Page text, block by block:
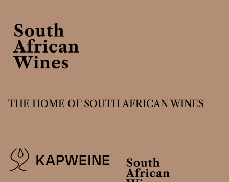
THE HOME OF SOUTH AFRICAN WINES